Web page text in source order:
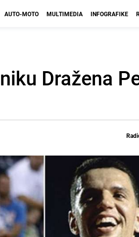
AUTO-MOTO MULTIMEDIA INFOGRAFIKE
Dražena